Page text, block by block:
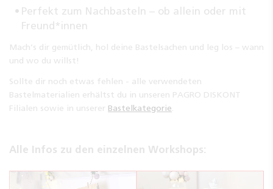
Perfekt zum Nachbasteln – ob allein oder mit
Freund*innen
Mach’s dir gemütlich, hol deine Bastelsachen und leg los – wann
und wo du willst!
Sollte dir noch etwas fehlen - alle verwendeten
Bastelmaterialien erhältst du in unseren PAGRO DISKONT
Filialen sowie in unserer Bastelkategorie
Alle Infos zu den einzelnen Workshops: